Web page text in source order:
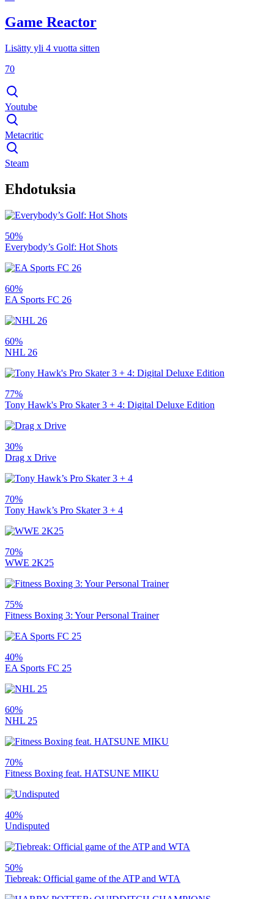
Game Reactor
Lisätty yli 4 vuotta sitten
70
Youtube
Metacritic
Steam
Ehdotuksia
50%
Everybody’s Golf: Hot Shots
60%
EA Sports FC 26
60%
NHL 26
77%
Tony Hawk's Pro Skater 3 + 4: Digital Deluxe Edition
30%
Drag x Drive
70%
Tony Hawk’s Pro Skater 3 + 4
70%
WWE 2K25
75%
Fitness Boxing 3: Your Personal Trainer
40%
EA Sports FC 25
60%
NHL 25
70%
Fitness Boxing feat. HATSUNE MIKU
40%
Undisputed
50%
Tiebreak: Official game of the ATP and WTA